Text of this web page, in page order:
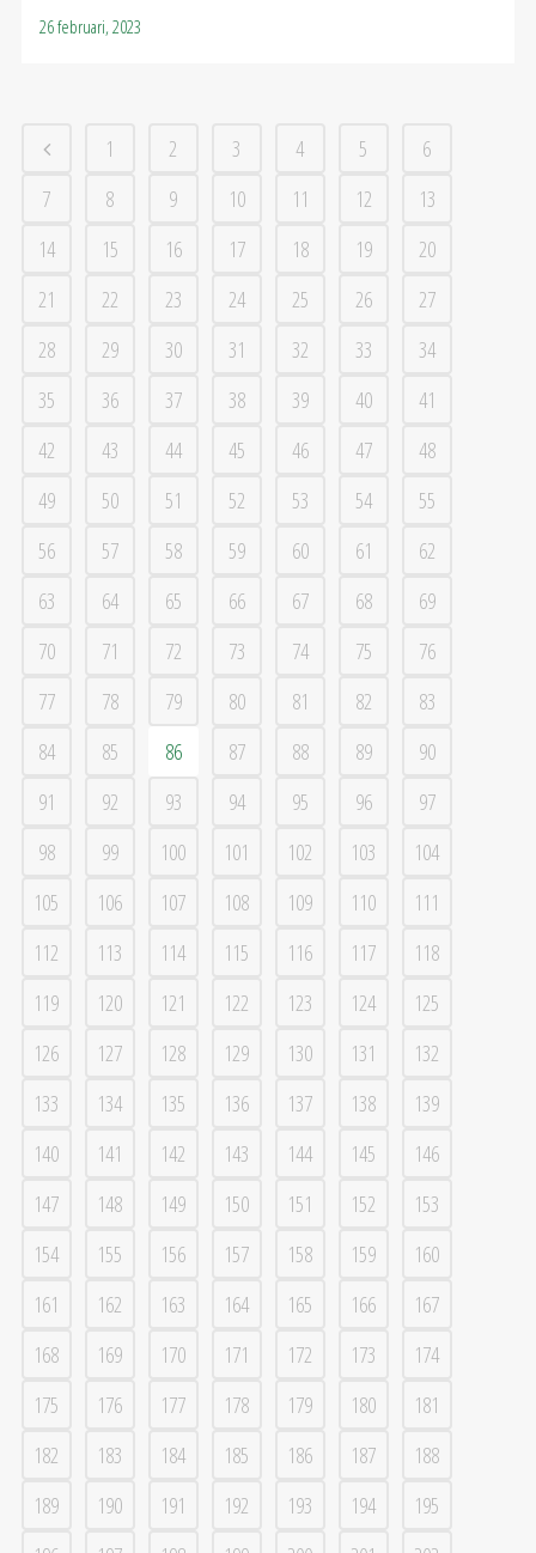
26 februari, 2023
1 2 3 4 5
6
7
8 9 10 11 12
13
14
15 16 17 18 19
20
21
22 23 24 25 26
27
28
29 30 31 32 33
34
35
36 37 38 39 40
41
42
43 44 45 46 47
48
49
50 51 52 53 54
55
56
57 58 59 60 61
62
63
64 65 66 67 68
69
70
71 72 73 74 75
76
77
78 79 80 81 82
83
84
85 86 87 88 89
90
91
92 93 94 95 96
97
98
99 100 101 102 103
104
105
106 107 108 109 110
111
112
113 114 115 116 117
118
119
120 121 122 123 124
125
126
127 128 129 130 131
132
133
134 135 136 137 138
139
140
141 142 143 144 145
146
147
148 149 150 151 152
153
154
155 156 157 158 159
160
161
162 163 164 165 166
167
168
169 170 171 172 173
174
175
176 177 178 179 180
181
182
183 184 185 186 187
188
189
190 191 192 193 194
195